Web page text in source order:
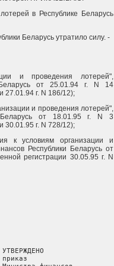
в Республике Беларусь
Беларусь утратило силу. -
и проведения лотерей",
от 25.01.94 г. N 14
27.01.94 г. N 186/12);
и проведения лотерей",
Беларусь от 18.01.95 г. N 3
30.01.95 г. N 728/12);
к условиям организации и
Республики Беларусь от
регистрации 30.05.95 г. N
приказ